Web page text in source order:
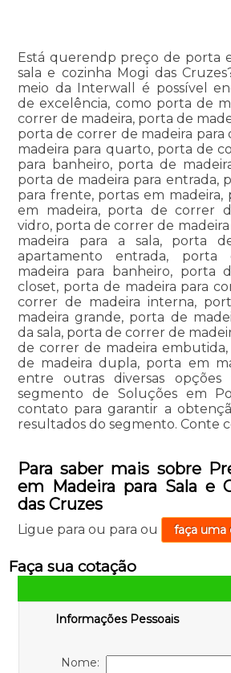
Está querendp preço de porta
sala e cozinha Mogi das
meio da Interwall é possível
de excelência, como porta de
correr de madeira, porta de
porta de correr de madeira para
madeira para quarto, porta de
para banheiro, porta de
porta de madeira para entrada,
para frente, portas em madeira,
em madeira, porta de correr
vidro, porta de correr de
madeira para a sala, porta
apartamento entrada,
madeira para banheiro, porta
closet, porta de madeira para
correr de madeira interna,
madeira grande, porta de
da sala, porta de correr de
de correr de madeira
de madeira dupla, porta em
entre outras diversas opções
segmento de Soluções em
contato para garantir a
resultados do segmento. Conte
Para saber mais sobre
em Madeira para Sala e
das Cruzes
Ligue para ou para ou faça uma
Faça sua cotação
Informações Pessoais
Nome: